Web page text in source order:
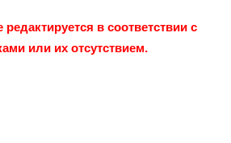
в соответствии с
или их отсутствием.